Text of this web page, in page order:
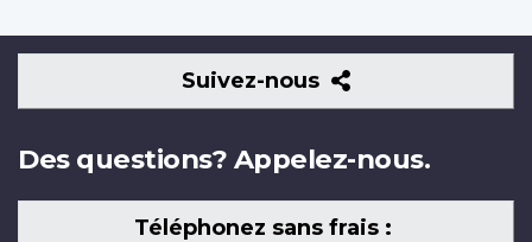
Suivez-nous
Suivez-
nous
Des questions? Appelez-nous.
Téléphonez sans frais :